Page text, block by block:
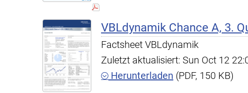
VBLdynamik Chance A, 3.
Factsheet VBLdynamik
Zuletzt aktualisiert: Sun Oct 12
Herunterladen (PDF, 150 KB)